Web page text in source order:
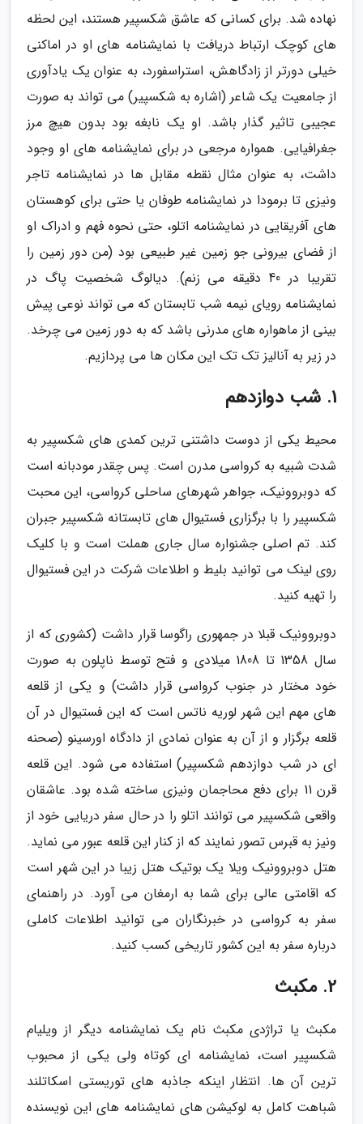
نهاده شد. برای کسانی که عاشق شکسپیر هستند، این لحظه
های کوچک ارتباط دریافت با نمایشنامه های او در اماکنی
خیلی دورتر از زادگاهش، استراسفورد، به عنوان یک یادآوری
از جامعیت یک شاعر (اشاره به شکسپیر) می تواند به صورت
عجیبی تاثیر گذار باشد. او یک نابغه بود بدون هیچ مرز
جغرافیایی. همواره مرجعی در برای نمایشنامه های او وجود
داشت، به عنوان مثال نقطه مقابل ها در نمایشنامه تاجر
ونیزی تا برمودا در نمایشنامه طوفان یا حتی برای کوهستان
های آفریقایی در نمایشنامه اتلو، حتی نحوه فهم و ادراک او
از فضای بیرونی جو زمین غیر طبیعی بود (من دور زمین را
تقریبا در 40 دقیقه می زنم). دیالوگ شخصیت پاگ در
نمایشنامه رویای نیمه شب تابستان که می تواند نوعی پیش
بینی از ماهواره های مدرنی باشد که به دور زمین می چرخد.
در زیر به آنالیز تک تک این مکان ها می پردازیم.
1. شب دوازدهم
محیط یکی از دوست داشتنی ترین کمدی های شکسپیر به
شدت شبیه به کرواسی مدرن است. پس چقدر مودبانه است
که دوبروونیک، جواهر شهرهای ساحلی کرواسی، این محبت
شکسپیر را با برگزاری فستیوال های تابستانه شکسپیر جبران
کند. تم اصلی جشنواره سال جاری هملت است و با کلیک
روی لینک می توانید بلیط و اطلاعات شرکت در این فستیوال
را تهیه کنید.
دوبروونیک قبلا در جمهوری راگوسا قرار داشت (کشوری که از
سال 1358 تا 1808 میلادی و فتح توسط ناپلون به صورت
خود مختار در جنوب کرواسی قرار داشت) و یکی از قلعه
های مهم این شهر لوریه ناتس است که این فستیوال در آن
قلعه برگزار و از آن به عنوان نمادی از دادگاه اورسینو (صحنه
ای در شب دوازدهم شکسپیر) استفاده می شود. این قلعه
قرن 11 برای دفع محاجمان ونیزی ساخته شده بود. عاشقان
واقعی شکسپیر می توانند اتلو را در حال سفر دریایی خود از
ونیز به قبرس تصور نمایند که از کنار این قلعه عبور می نماید.
هتل دوبروونیک ویلا یک بوتیک هتل زیبا در این شهر است
که اقامتی عالی برای شما به ارمغان می آورد. در راهنمای
سفر به کرواسی در خبرنگاران می توانید اطلاعات کاملی
درباره سفر به این کشور تاریخی کسب کنید.
2. مکبث
مکبث یا تراژدی مکبث نام یک نمایشنامه دیگر از ویلیام
شکسپیر است، نمایشنامه ای کوتاه ولی یکی از محبوب
ترین آن ها. انتظار اینکه جاذبه های توریستی اسکاتلند
شباهت کامل به لوکیشن های نمایشنامه های این نویسنده